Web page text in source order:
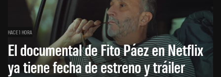
HACE 1 HORA
El documental de Fito Páez en Netflix
ya tiene fecha de estreno y tráiler